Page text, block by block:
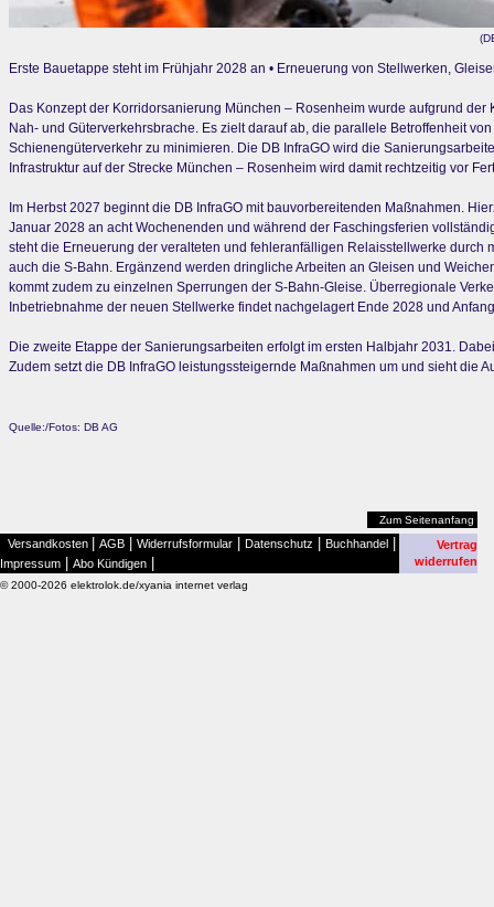
Erste Bauetappe steht im Frühjahr 2028 an • Erneuerung von Stellwerken,
Das Konzept der Korridorsanierung München – Rosenheim wurde aufgrund
Nah- und Güterverkehrsbrache. Es zielt darauf ab, die parallele Betroffenheit
Schienengüterverkehr zu minimieren. Die DB InfraGO wird die
Infrastruktur auf der Strecke München – Rosenheim wird damit rechtzeitig vor
Im Herbst 2027 beginnt die DB InfraGO mit bauvorbereitenden Maßnahmen.
Januar 2028 an acht Wochenenden und während der Faschingsferien
steht die Erneuerung der veralteten und fehleranfälligen Relaisstellwerke
auch die S-Bahn. Ergänzend werden dringliche Arbeiten an Gleisen und
kommt zudem zu einzelnen Sperrungen der S-Bahn-Gleise. Überregionale
Inbetriebnahme der neuen Stellwerke findet nachgelagert Ende 2028 und
Die zweite Etappe der Sanierungsarbeiten erfolgt im ersten Halbjahr 2031.
Zudem setzt die DB InfraGO leistungssteigernde Maßnahmen um und sieht die
Quelle:/Fotos: DB AG
Zum Seitenanfang
Versandkosten AGB Widerrufsformular Datenschutz Buchhandel
Impressum Abo Kündigen
Vertrag
widerrufen
© 2000-2026 elektrolok.de/xyania internet verlag